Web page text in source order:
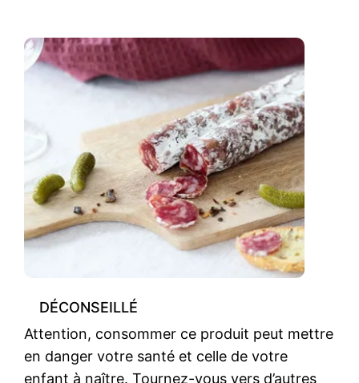
DÉCONSEILLÉ
Attention, consommer ce produit peut mettre
en danger votre santé et celle de votre
enfant à naître. Tournez-vous vers d’autres